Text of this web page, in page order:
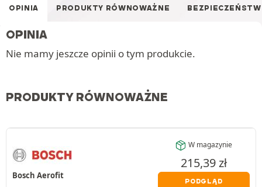
OPINIA PRODUKTY RÓWNOWAŻNE
OPINIA
Nie mamy jeszcze opinii o tym produkcie.
PRODUKTY RÓWNOWAŻNE
Bosch Aerofit
W magazynie
215,39zł
PODGLĄD